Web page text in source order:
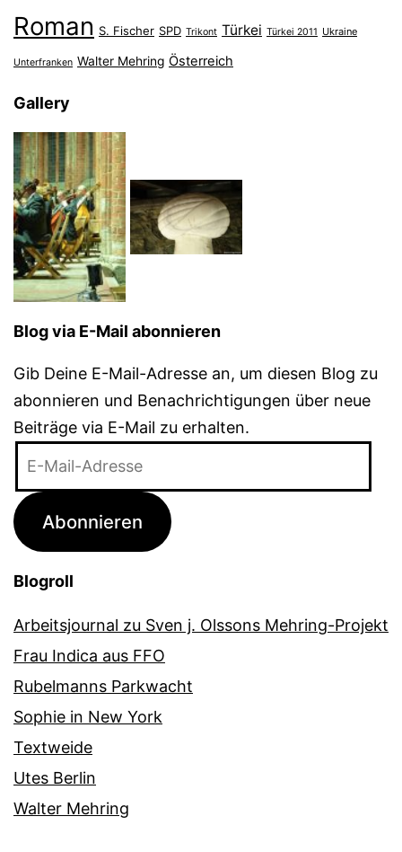
Roman S. Fischer SPD Trikont Türkei Türkei 2011 Ukraine
Unterfranken Walter Mehring Österreich
Gallery
Blog via E-Mail abonnieren
Gib Deine E-Mail-Adresse an, um diesen Blog zu
abonnieren und Benachrichtigungen über neue
Beiträge via E-Mail zu erhalten.
Adresse
Abonnieren
Blogroll
Arbeitsjournal zu Sven j. Olssons Mehring-Projekt
Frau Indica aus FFO
Rubelmanns Parkwacht
Sophie in New York
Textweide
Utes Berlin
Walter Mehring